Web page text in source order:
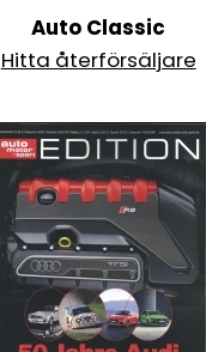
Auto Classic
Hitta återförsäljare